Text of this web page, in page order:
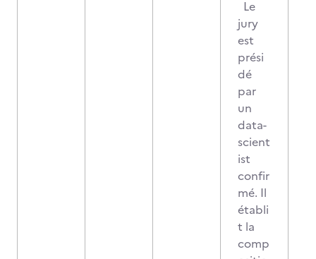
Le
jury
est
prési
dé
par
un
data-
scient
ist
confir
mé. Il
établi
t la
comp